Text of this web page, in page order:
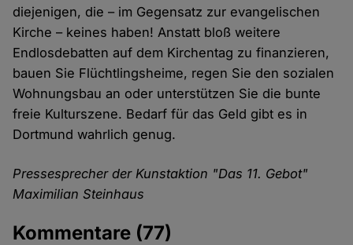
diejenigen, die – im Gegensatz zur evangelischen
Kirche – keines haben! Anstatt bloß weitere
Endlosdebatten auf dem Kirchentag zu finanzieren,
bauen Sie Flüchtlingsheime, regen Sie den sozialen
Wohnungsbau an oder unterstützen Sie die bunte
freie Kulturszene. Bedarf für das Geld gibt es in
Dortmund wahrlich genug.
Pressesprecher der Kunstaktion "Das 11. Gebot"
Maximilian Steinhaus
Kommentare (77)